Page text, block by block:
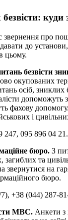
куди
про
до
цьому.
безвісти
окупованих
осіб, зниклих
допоможуть
фахову
і
247, 095 896 04 21.
бюро. З
загиблих та
звернутися на
бюро.
+38 (044) 287-
МВС. Анкети з